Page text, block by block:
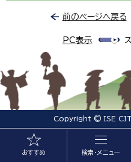
おすすめ 検索・メニュー
前のページへ戻る
PC表示
Copyright © ISE